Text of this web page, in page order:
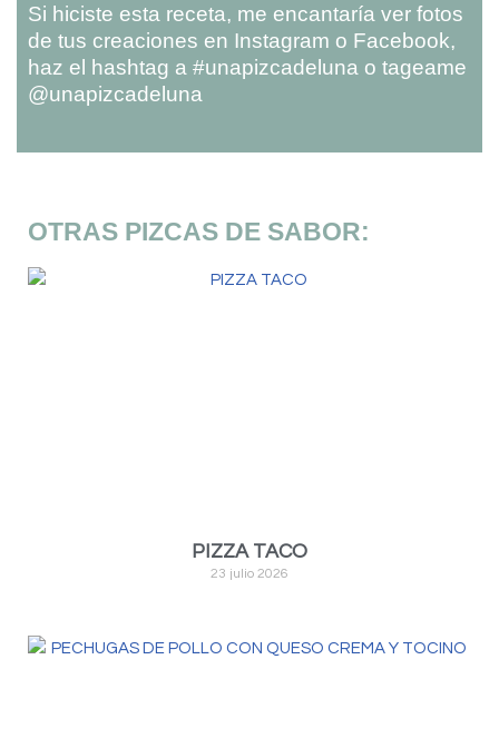
Si hiciste esta receta, me encantaría ver fotos
de tus creaciones en Instagram o Facebook,
haz el hashtag a #unapizcadeluna o tageame
@unapizcadeluna
OTRAS PIZCAS DE SABOR:
PIZZA TACO
23 julio 2026